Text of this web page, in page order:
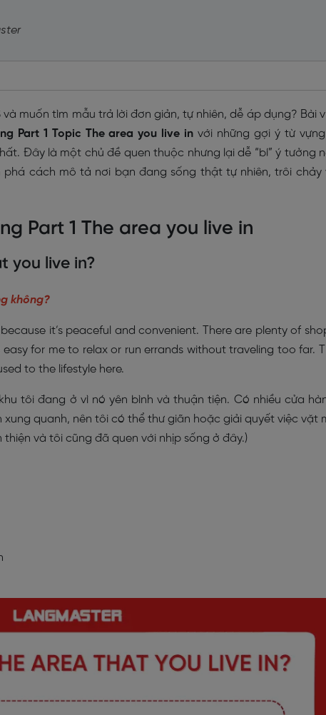
và muốn tìm mẫu trả lời đơn giản, tự nhiên, dễ áp dụng? Bài
Part 1 Topic The area you live in với những gợi ý từ
Đây là một chủ đề quen thuộc nhưng lại dễ “bí” ý tưởng
phá cách mô tả nơi bạn đang sống thật tự nhiên, trôi chảy
Part 1 The area you live in
you live in?
không?
it’s peaceful and convenient. There are plenty of
for me to relax or run errands without traveling too far.
to the lifestyle here.
tôi đang ở vì nó yên bình và thuận tiện. Có nhiều cửa
quanh, nên tôi có thể thư giãn hoặc giải quyết việc vặt
và tôi cũng đã quen với nhịp sống ở đây.)